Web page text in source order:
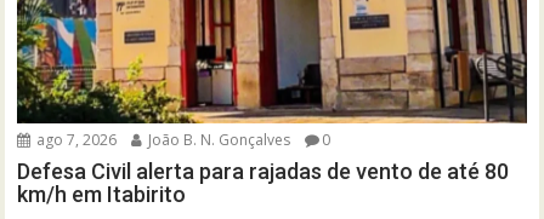
ago 7, 2026 João B. N. Gonçalves 0
Defesa Civil alerta para rajadas de vento de até 80
km/h em Itabirito